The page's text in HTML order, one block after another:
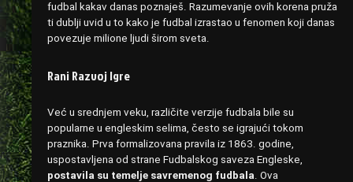
fudbal kakav danas poznaješ. Razumevanje ovih korena pruža
ti dublji uvid u to kako je fudbal izrastao u fenomen koji danas
povezuje milione ljudi širom sveta.
Rani Razvoj Igre
Već u srednjem veku, različite verzije fudbala bile su
popularne u engleskim selima, često se igrajući tokom
praznika. Prva formalizovana pravila iz 1863. godine,
uspostavljena od strane Fudbalskog saveza Engleske,
postavila su temelje savremenog fudbala . Ova